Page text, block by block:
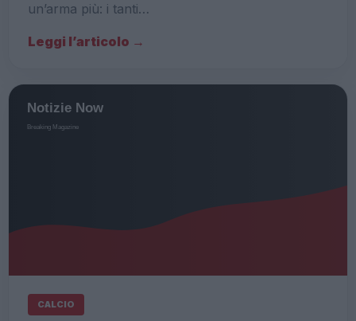
un’arma più: i tanti…
Leggi l’articolo →
CALCIO